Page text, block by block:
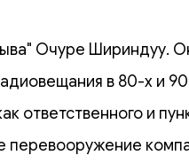
Очуре Шириндуу.
в 80-х и
ответственного и
перевооружение